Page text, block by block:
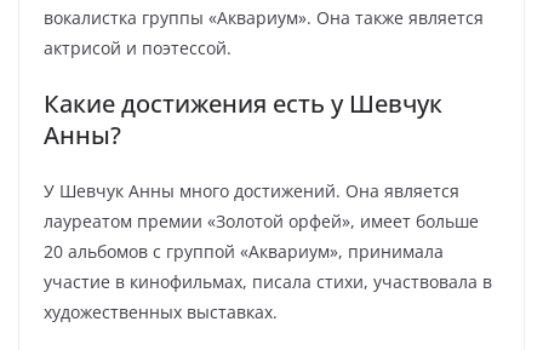
вокалистка группы «Аквариум». Она также является
актрисой и поэтессой.
Какие достижения есть у Шевчук
Анны?
У Шевчук Анны много достижений. Она является
лауреатом премии «Золотой орфей», имеет больше
20 альбомов с группой «Аквариум», принимала
участие в кинофильмах, писала стихи, участвовала в
художественных выставках.